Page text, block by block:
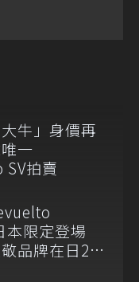
牛」身價再
一
拍賣
本限定登場
品牌在日25